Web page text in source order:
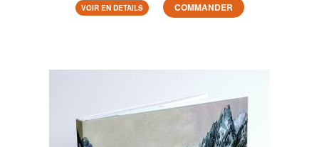
VOIR EN DETAILS COMMANDER